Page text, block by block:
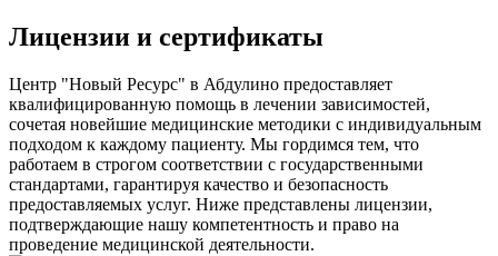
Лицензии и сертификаты
Центр "Новый Ресурс" в Абдулино предоставляет
квалифицированную помощь в лечении зависимостей,
сочетая новейшие медицинские методики с индивидуальным
подходом к каждому пациенту. Мы гордимся тем, что
работаем в строгом соответствии с государственными
стандартами, гарантируя качество и безопасность
предоставляемых услуг. Ниже представлены лицензии,
подтверждающие нашу компетентность и право на
проведение медицинской деятельности.